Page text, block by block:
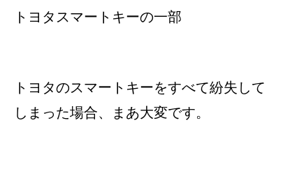
トヨタスマートキーの一部
トヨタのスマートキーをすべて紛失して
しまった場合、まあ大変です。